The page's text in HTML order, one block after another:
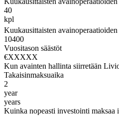
40
kpl
Kuukausittaisten avainoperaatioiden
10400
Vuositason säästöt
€XXXXX
Kun avainten hallinta siirretään
Takaisinmaksuaika
2
year
years
Kuinka nopeasti investointi maksaa